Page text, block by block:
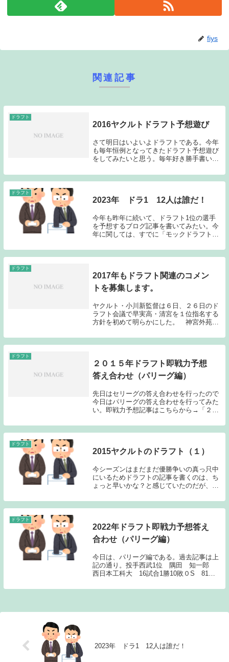
fiys
関連記事
ドラフト
2016ヤクルトドラフト予想遊び
さて明日はいよいよドラフトである。今年
も毎年恒例となってきたドラフト予想遊び
をしてみたいと思う。毎年好き勝手書いて
ます（やっぱり自由に無責任に予想するの
は楽しいものです）。昨年の記事はこちら
ドラフト
2023年 ドラ1 12人は誰だ！
今年も昨年に続いて、ドラフト1位の選手
を予想するブログ記事を書いてみたい。今
年に関しては、すでに「モックドラフト」
た記事を書かなくても良いかな？とも思っ
たのだが、モックドラフトで挙がった以外
ドラフト
2017年もドラフト関連のコメン
トを募集します。
ヤクルト・小川新監督は６日、２６日のド
ラフト会議で早実高・清宮を１位指名する
方針を初めて明らかにした。 神宮外苑の
「たぶん、１位指名でいきますよ」と語っ
た。清宮は高校通算１１１本塁打を記録し
ドラフト
２０１５年ドラフト即戦力予想
答え合わせ（パリーグ編）
先日はセリーグの答え合わせを行ったので
今日はパリーグの答え合わせを行ってみた
い。即戦力予想記事はこちらから→「２０
グ）楽天５位 入野 貴大 徳島インディ
ゴソックス １９試合１勝１敗０S ２８
ドラフト
2015ヤクルトのドラフト（１）
今シーズンはまだまだ優勝争いの真っ只中
にいるためドラフトの記事を書くのは、ち
ょっと早いかな？と感じていたのだが、2
しだけ今年のドラフトについて触れてみた
いと思う。昨年の記事はこちらから→「２
ドラフト
2022年ドラフト即戦力予想答え
合わせ（パリーグ編）
今日は、パリーグ編である。過去記事は上
記の通り。投手西武1位 隅田 知一郎
西日本工科大 16試合1勝10敗０S 81回
木 蓮 東北福祉大 4試合2勝1敗０S
2023年 ドラ1 12人は誰だ！